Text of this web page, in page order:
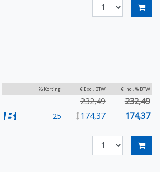
% Korting € Excl. BTW € Incl. % BTW
232,49 232,49
25 174,37 174,37